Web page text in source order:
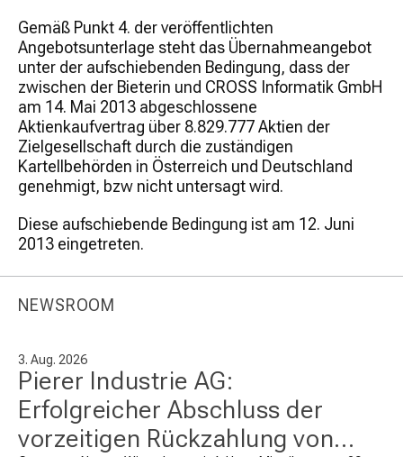
Gemäß Punkt 4. der veröffentlichten
Angebotsunterlage steht das Übernahmeangebot
unter der aufschiebenden Bedingung, dass der
zwischen der Bieterin und CROSS Informatik GmbH
am 14. Mai 2013 abgeschlossene
Aktienkaufvertrag über 8.829.777 Aktien der
Zielgesellschaft durch die zuständigen
Kartellbehörden in Österreich und Deutschland
genehmigt, bzw nicht untersagt wird.
Diese aufschiebende Bedingung ist am 12. Juni
2013 eingetreten.
NEWSROOM
3. Aug. 2026
Pierer Industrie AG:
Erfolgreicher Abschluss der
vorzeitigen Rückzahlung von